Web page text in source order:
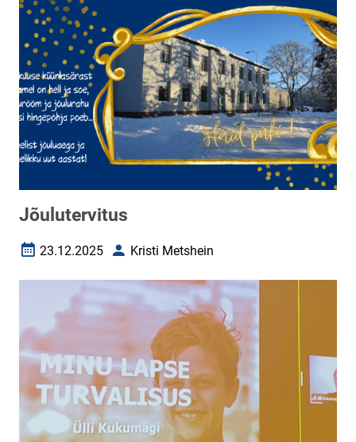
Jõulutervitus
Loomise kuupäev
23.12.2025 AutorKristi Metshein